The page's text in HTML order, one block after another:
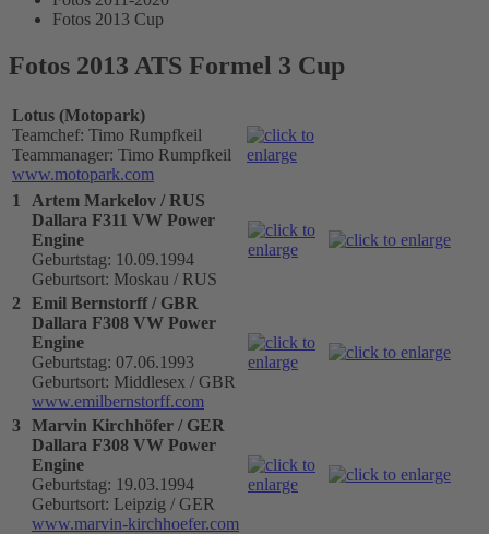
Fotos 2013 Cup
Fotos 2013 ATS Formel 3 Cup
Lotus (Motopark)
Teamchef: Timo Rumpfkeil
Teammanager: Timo Rumpfkeil
www.motopark.com
1
Artem Markelov / RUS
Dallara F311 VW Power
Engine
Geburtstag: 10.09.1994
Geburtsort: Moskau / RUS
2
Emil Bernstorff / GBR
Dallara F308 VW Power
Engine
Geburtstag: 07.06.1993
Geburtsort: Middlesex / GBR
www.emilbernstorff.com
3 Marvin Kirchhöfer / GER
Dallara F308 VW Power
Engine
Geburtstag: 19.03.1994
Geburtsort: Leipzig / GER
www.marvin-kirchhoefer.com